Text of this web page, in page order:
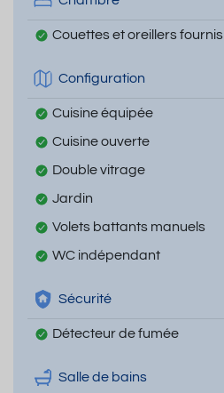
Couettes et oreillers fournis
Configuration
Cuisine équipée
Cuisine ouverte
Double vitrage
Jardin
Volets battants manuels
WC indépendant
Sécurité
Détecteur de fumée
Salle de bains